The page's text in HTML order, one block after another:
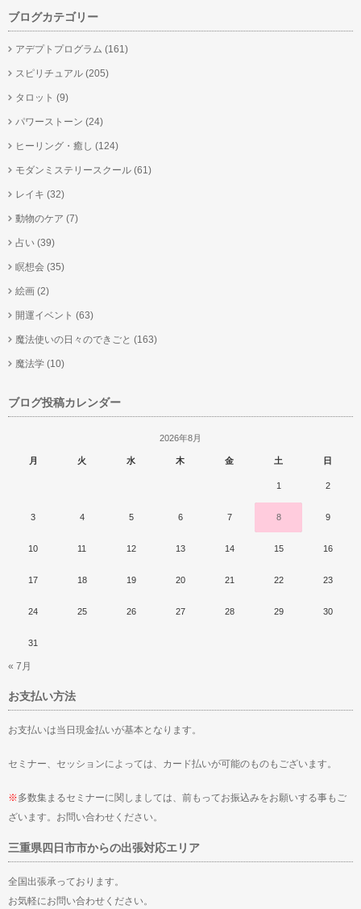
ブログカテゴリー
アデプトプログラム (161)
スピリチュアル (205)
タロット (9)
パワーストーン (24)
ヒーリング・癒し (124)
モダンミステリースクール (61)
レイキ (32)
動物のケア (7)
占い (39)
瞑想会 (35)
絵画 (2)
開運イベント (63)
魔法使いの日々のできごと (163)
魔法学 (10)
ブログ投稿カレンダー
2026年8月
月 火 水 木 金 土 日
1 2
3 4 5 6 7 8 9
10 11 12 13 14 15 16
17 18 19 20 21 22 23
24 25 26 27 28 29 30
31
« 7月
お支払い方法
お支払いは当日現金払いが基本となります。
セミナー、セッションによっては、カード払いが可能のものもございます。
※多数集まるセミナーに関しましては、前もってお振込みをお願いする事もご
ざいます。お問い合わせください。
三重県四日市市からの出張対応エリア
全国出張承っております。
お気軽にお問い合わせください。